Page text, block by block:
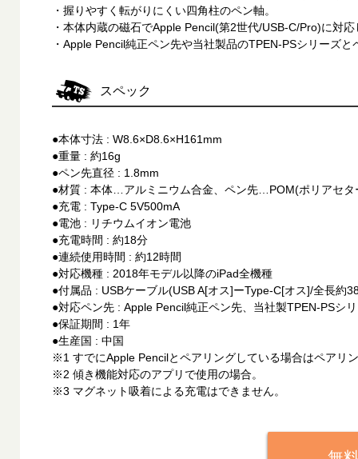
・握りやすく転がりにくい四角柱のペン軸。
・本体内蔵の磁石でApple Pencil(第2世代/USB-C/Pro)に対
・Apple Pencil純正ペン先や当社製品のTPEN-PSシリーズと
スペック
●本体寸法 : W8.6×D8.6×H161mm
●重量 : 約16g
●ペン先直径 : 1.8mm
●材質 : 本体…アルミニウム合金、ペン先…POM(ポリアセタ
●充電 : Type-C 5V500mA
●電池 : リチウムイオン電池
●充電時間 : 約18分
●連続使用時間 : 約12時間
●対応機種 : 2018年モデル以降のiPad全機種
●付属品 : USBケーブル(USB A[オス]ーType-C[オス]/全長約
●対応ペン先 : Apple Pencil純正ペン先、当社製TPEN-PSシ
●保証期間 : 1年
●生産国 : 中国
※1 すでにApple Pencilとペアリングしている場合はペアリ
※2 傾き機能対応のアプリで使用の場合。
※3 マグネット吸着による充電はできません。